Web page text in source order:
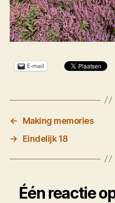
E-mail
←
Making memories
→
Eindelijk 18
Één reactie